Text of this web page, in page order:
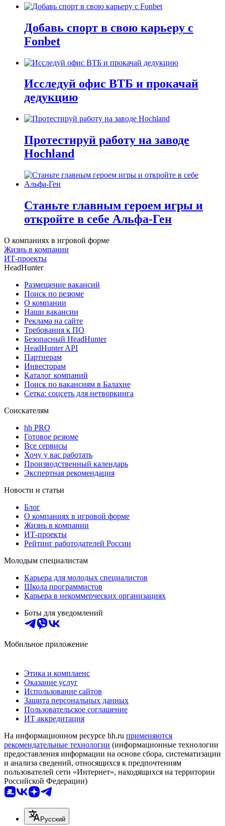
Добавь спорт в свою карьеру с
Fonbet
Исследуй офис ВТБ и прокачай
дедукцию
Протестируй работу на заводе
Hochland
Станьте главным героем игры и
откройте в себе Альфа-Ген
О компаниях в игровой форме
Жизнь в компании
ИТ-проекты
HeadHunter
Размещение вакансий
Поиск по резюме
О компании
Наши вакансии
Реклама на сайте
Требования к ПО
Безопасный HeadHunter
HeadHunter API
Партнерам
Инвесторам
Каталог компаний
Поиск по вакансиям в Балахне
Сетка: соцсеть для нетворкинга
Соискателям
hh PRO
Готовое резюме
Все сервисы
Хочу у вас работать
Производственный календарь
Экспертная рекомендация
Новости и статьи
Блог
О компаниях в игровой форме
Жизнь в компании
ИТ-проекты
Рейтинг работодателей России
Молодым специалистам
Карьера для молодых специалистов
Школа программистов
Карьера в некоммерческих организациях
Боты для уведомлений
Мобильное приложение
Этика и комплаенс
Оказание услуг
Использование сайтов
Защита персональных данных
Пользовательское соглашение
ИТ аккредитация
На информационном ресурсе hh.ru применяются
рекомендательные технологии (информационные технологии
предоставления информации на основе сбора, систематизации
и анализа сведений, относящихся к предпочтениям
пользователей сети «Интернет», находящихся на территории
Российской Федерации)
Русский